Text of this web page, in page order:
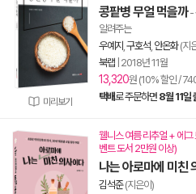
미리보기
콩팥병 무얼 먹을까-
알려주는
우예지 구호석 안온화(지
북랩 2018년 11월
13,320원 (10% 할인 /
택배로 주문하면 8월 11일
웰니스 여름 리추얼 + 에그
벤트 도서 2만원 이상)
나는 아로마에 미친
김석준(지은이)